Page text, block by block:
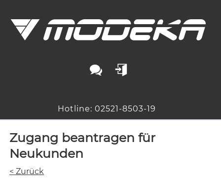
Hotline: 02521-8503-19
Zugang beantragen für
Neukunden
< Zurück